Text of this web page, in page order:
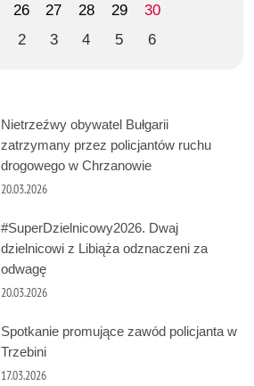
26 27 28 29
30
2 3 4 5 6
Nietrzeźwy obywatel Bułgarii
zatrzymany przez policjantów ruchu
drogowego w Chrzanowie
20.03.2026
#SuperDzielnicowy2026. Dwaj
dzielnicowi z Libiąża odznaczeni za
odwagę
20.03.2026
Spotkanie promujące zawód policjanta w
Trzebini
17.03.2026